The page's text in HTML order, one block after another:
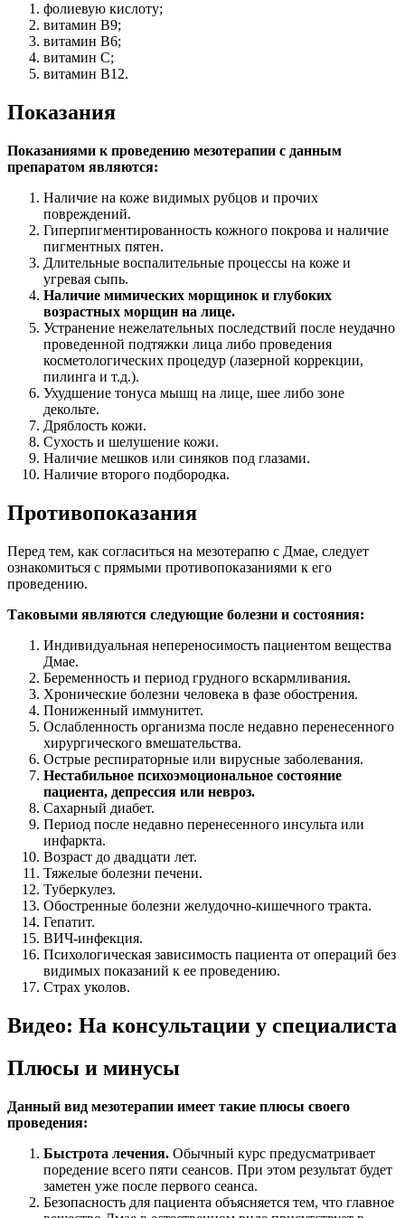
фолиевую кислоту;
витамин В9;
витамин В6;
витамин С;
витамин В12.
Показания
Показаниями к проведению мезотерапии с данным
препаратом являются:
Наличие на коже видимых рубцов и прочих
повреждений.
Гиперпигментированность кожного покрова и наличие
пигментных пятен.
Длительные воспалительные процессы на коже и
угревая сыпь.
Наличие мимических морщинок и глубоких
возрастных морщин на лице.
Устранение нежелательных последствий после неудачно
проведенной подтяжки лица либо проведения
косметологических процедур (лазерной коррекции,
пилинга и т.д.).
Ухудшение тонуса мышц на лице, шее либо зоне
декольте.
Дряблость кожи.
Сухость и шелушение кожи.
Наличие мешков или синяков под глазами.
Наличие второго подбородка.
Противопоказания
Перед тем, как согласиться на мезотерапю с Дмае, следует
ознакомиться с прямыми противопоказаниями к его
проведению.
Таковыми являются следующие болезни и состояния:
Индивидуальная непереносимость пациентом вещества
Дмае.
Беременность и период грудного вскармливания.
Хронические болезни человека в фазе обострения.
Пониженный иммунитет.
Ослабленность организма после недавно перенесенного
хирургического вмешательства.
Острые респираторные или вирусные заболевания.
Нестабильное психоэмоциональное состояние
пациента, депрессия или невроз.
Сахарный диабет.
Период после недавно перенесенного инсульта или
инфаркта.
Возраст до двадцати лет.
Тяжелые болезни печени.
Туберкулез.
Обостренные болезни желудочно-кишечного тракта.
Гепатит.
ВИЧ-инфекция.
Психологическая зависимость пациента от операций без
видимых показаний к ее проведению.
Страх уколов.
Видео: На консультации у специалиста
Плюсы и минусы
Данный вид мезотерапии имеет такие плюсы своего
проведения:
Быстрота лечения. Обычный курс предусматривает
поредение всего пяти сеансов. При этом результат будет
заметен уже после первого сеанса.
Безопасность для пациента объясняется тем, что главное